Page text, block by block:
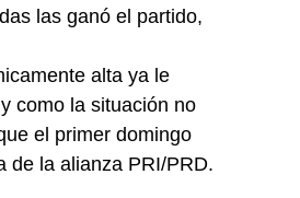
las ganó el partido,
alta ya le
como la situación no
el primer domingo
de la alianza PRI/PRD.